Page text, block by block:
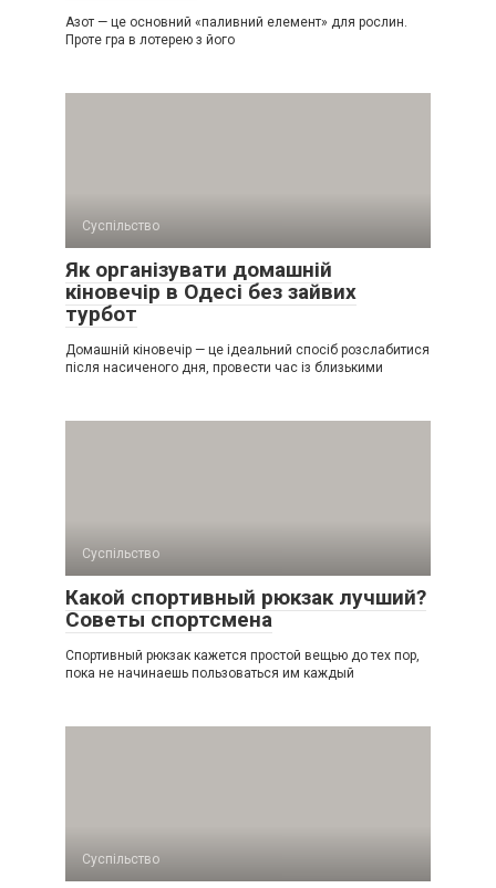
Азот — це основний «паливний елемент» для рослин.
Проте гра в лотерею з його
Суспільство
Як організувати домашній
кіновечір в Одесі без зайвих
турбот
Домашній кіновечір — це ідеальний спосіб розслабитися
після насиченого дня, провести час із близькими
Суспільство
Какой спортивный рюкзак лучший?
Советы спортсмена
Спортивный рюкзак кажется простой вещью до тех пор,
пока не начинаешь пользоваться им каждый
Суспільство